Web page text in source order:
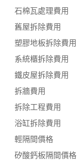
石棉瓦處理費用
舊屋拆除費用
塑膠地板拆除費用
系統櫃拆除費用
鐵皮屋拆除費用
拆牆費用
拆除工程費用
浴缸拆除費用
輕隔間價格
矽酸鈣板隔間價格